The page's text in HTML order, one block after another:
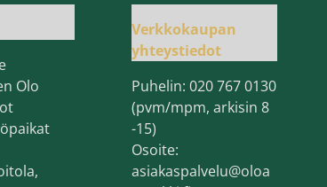
Olo
Verkkokaupan
yhteystiedot
Puhelin: 020 767 0130
(pvm/mpm, arkisin 8
-15)
Osoite:
asiakaspalvelu@oloa